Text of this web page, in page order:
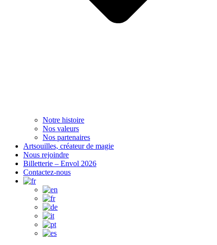
Notre histoire
Nos valeurs
Nos partenaires
Artsouilles, créateur de magie
Nous rejoindre
Billetterie – Envol 2026
Contactez-nous